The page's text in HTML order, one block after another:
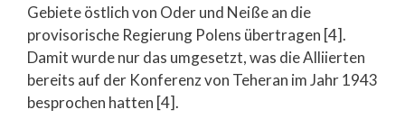
Gebiete östlich von Oder und Neiße an die
provisorische Regierung Polens übertragen [4].
Damit wurde nur das umgesetzt, was die Alliierten
bereits auf der Konferenz von Teheran im Jahr 1943
besprochen hatten [4].